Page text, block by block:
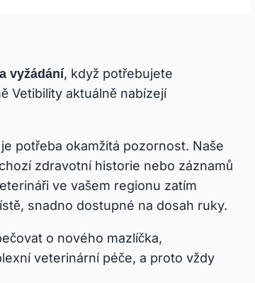
vyžádání, když potřebujete
Vetibility aktuálně nabízejí
potřeba okamžitá pozornost. Naše
zdravotní historie nebo záznamů
ve vašem regionu zatím
snadno dostupné na dosah ruky.
o nového mazlíčka,
veterinární péče, a proto vždy